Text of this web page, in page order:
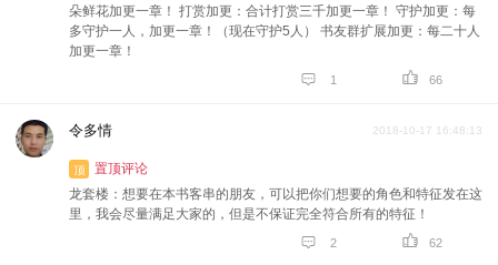
朵鲜花加更一章！ 打赏加更：合计打赏三千加更一章！ 守护加更：每
多守护一人，加更一章！（现在守护5人） 书友群扩展加更：每二十人
加更一章！
 1  66
令多情 2018-10-17 16:48:13
顶
置顶评论
龙套楼：想要在本书客串的朋友，可以把你们想要的角色和特征发在这
里，我会尽量满足大家的，但是不保证完全符合所有的特征！
 2  62